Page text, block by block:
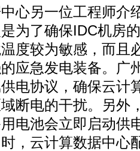
另一位工程师介
为了确保IDC机房
度较为敏感，而且
应急发电装备。广
电协议，确保云计
断电的干扰。另外
电池会立即启动供
，云计算数据中心